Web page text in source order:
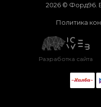
2026 © Форд96.
Политика
Разработка сайта